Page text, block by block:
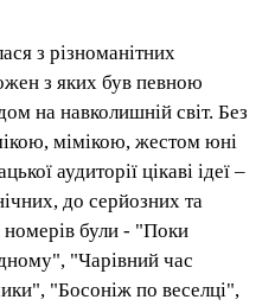
з різноманітних
з яких був певною
на навколишній світ. Без
мімікою, жестом юні
аудиторії цікаві ідеї –
до серйозних та
були - "Поки
"Чарівний час
"Босоніж по веселці",